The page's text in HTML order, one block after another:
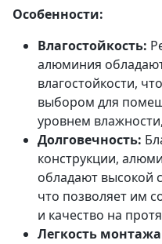
Особенности:
Влагостойкость:
алюминия
влагостойкости,
выбором для
уровнем
Долговечность:
конструкции,
обладают высокой
что позволяет им
и качество на
Легкость